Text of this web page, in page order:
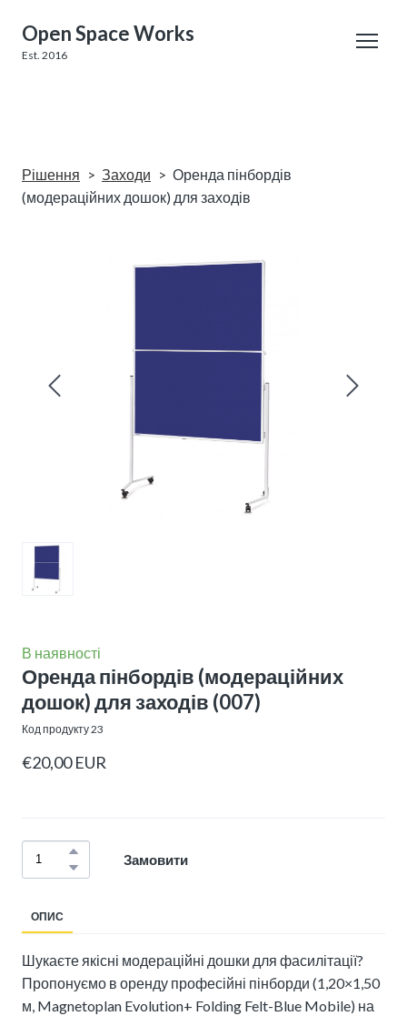
Open Space Works
Est. 2016
Рішення Заходи
Оренда пінбордів
(модераційних дошок) для заходів
В наявності
Оренда пінбордів (модераційних
дошок) для заходів (007)
Код продукту 23
€20,00 EUR
Замовити
ОПИС
Шукаєте якісні модераційні дошки для фасилітації?
Пропонуємо в оренду професійні пінборди (1,20×1,50
м, Magnetoplan Evolution+ Folding Felt-Blue Mobile) на